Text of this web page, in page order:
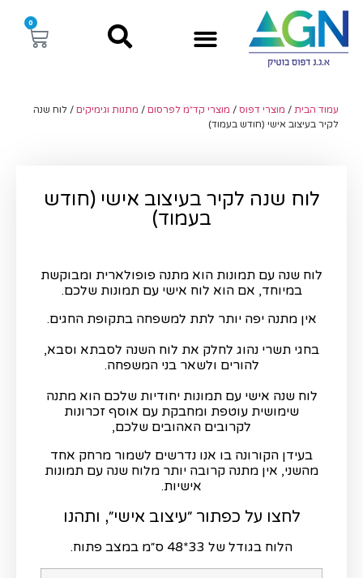
0
עמוד הבית / מוצרי דפוס / מוצרי קד״מ לפרסום / מתנות וגימיקים / לוח שנה
לקיר בעיצוב אישי (חודש בעמוד)
לוח שנה לקיר בעיצוב אישי (חודש
בעמוד)
לוח שנה עם תמונות הוא מתנה פופולארית ומבוקשת
במיוחד, אם הוא לוח אישי עם תמונות שלכם.
אין מתנה יפה יותר לתת למשפחה בתקופת החגים.
בחגי תשרי נהוג לחלק את לוח השנה לסבתא וסבא,
להורים ולשאר בני המשפחה.
לוח שנה אישי עם תמונות יחודיות שלכם הוא מתנה
שימושית עוטפת ומחבקת עם אוסף זכרונות
לקרובים האהובים שלכם,
בעידן הקורונה בו אנו נדרשים לשמור מרחק אחד
מהשני, אין מתנה קרובה יותר מלוח שנה עם תמונות
אישיות.
לחצו על כפתור ״עיצוב אישי״, ותהנו
הלוח בגודל של 33*48 ס״מ במצב פתוח.